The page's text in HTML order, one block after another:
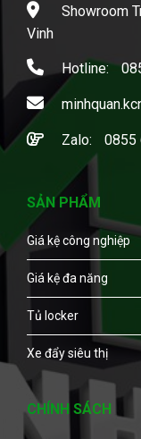
Showroom
Vinh
Hotline:
Zalo: 0855
SẢN PHẨM
Giá kệ công nghiệp
Giá kệ đa năng
Tủ locker
Xe đẩy siêu thị
CHÍNH SÁCH